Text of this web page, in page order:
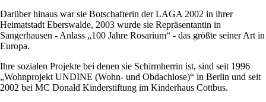
Darüber hinaus war sie Botschafterin der LAGA 2002 in ihrer
Heimatstadt Eberswalde, 2003 wurde sie Repräsentantin in
Sangerhausen - Anlass „100 Jahre Rosarium“ - das größte seiner Art in
Europa.
Ihre sozialen Projekte bei denen sie Schirmherrin ist, sind seit 1996
„Wohnprojekt UNDINE (Wohn- und Obdachlose)“ in Berlin und seit
2002 bei MC Donald Kinderstiftung im Kinderhaus Cottbus.